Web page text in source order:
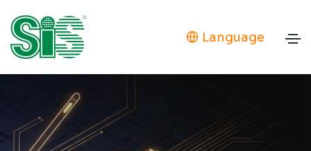
Language